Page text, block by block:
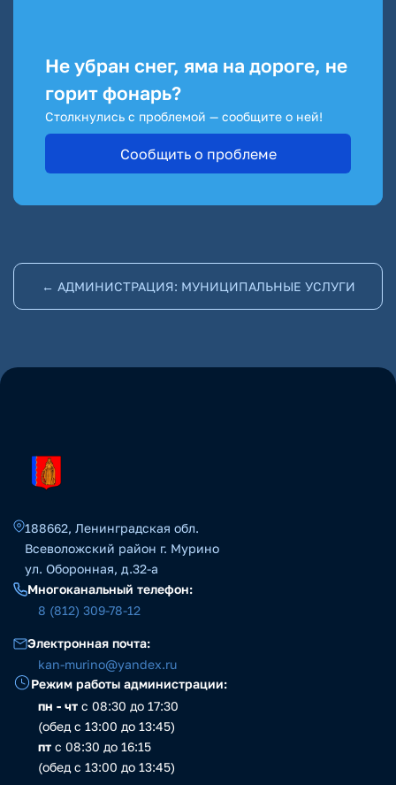
Не убран снег, яма на дороге, не
горит фонарь?
Столкнулись с проблемой — сообщите о ней!
Сообщить о проблеме
← АДМИНИСТРАЦИЯ: МУНИЦИПАЛЬНЫЕ УСЛУГИ
188662, Ленинградская обл.
Всеволожский район г. Мурино
ул. Оборонная, д.32-а
Многоканальный телефон:
8 (812) 309-78-12
Электронная почта:
kan-murino@yandex.ru
Режим работы администрации:
пн - чт с 08:30 до 17:30
(обед с 13:00 до 13:45)
пт с 08:30 до 16:15
(обед с 13:00 до 13:45)